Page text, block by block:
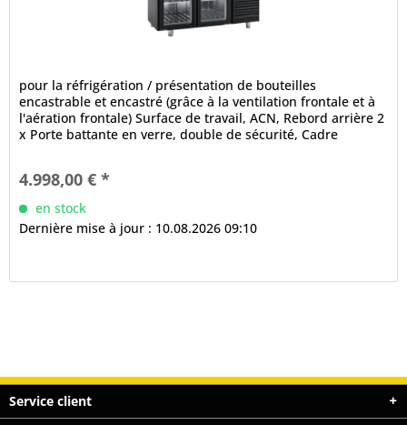
pour la réfrigération / présentation de bouteilles
encastrable et encastré (grâce à la ventilation frontale et à
l'aération frontale) Surface de travail, ACN, Rebord arrière 2
x Porte battante en verre, double de sécurité, Cadre
4.998,00 € *
en stock
Dernière mise à jour : 10.08.2026 09:10
Service client